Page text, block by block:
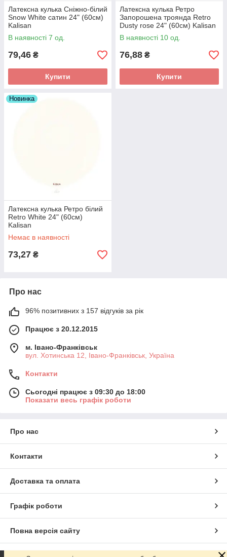
Латексна кулька Сніжно-білий
Snow White сатин 24" (60см)
Kalisan
В наявності 7 од.
79,46 ₴
Купити
Латексна кулька Ретро
Запорошена троянда Retro
Dusty rose 24" (60см) Kalisan
В наявності 10 од.
76,88 ₴
Купити
Новинка
Латексна кулька Ретро білий
Retro White 24" (60см)
Kalisan
Немає в наявності
73,27 ₴
Про нас
96% позитивних з 157 відгуків за рік
Працює з 20.12.2015
м. Івано-Франківськ
вул. Хотинська 12, Івано-Франківськ, Україна
Контакти
Сьогодні працює з 09:30 до 18:00
Показати весь графік роботи
Про нас
Контакти
Доставка та оплата
Графік роботи
Повна версія сайту